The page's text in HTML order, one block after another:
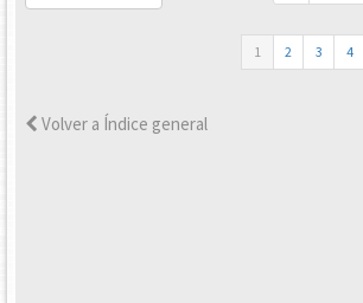
1 2 3 4
Volver a Índice general